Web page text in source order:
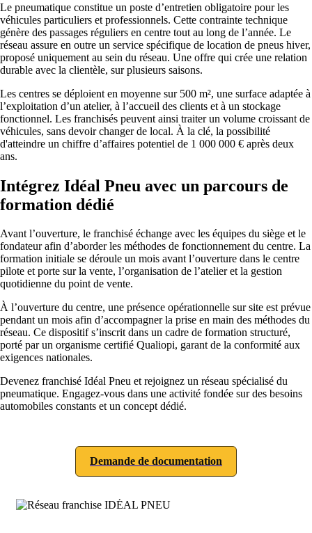
Le pneumatique constitue un poste d’entretien obligatoire pour les
véhicules particuliers et professionnels. Cette contrainte technique
génère des passages réguliers en centre tout au long de l’année. Le
réseau assure en outre un service spécifique de location de pneus hiver,
proposé uniquement au sein du réseau. Une offre qui crée une relation
durable avec la clientèle, sur plusieurs saisons.
Les centres se déploient en moyenne sur 500 m², une surface adaptée à
l’exploitation d’un atelier, à l’accueil des clients et à un stockage
fonctionnel. Les franchisés peuvent ainsi traiter un volume croissant de
véhicules, sans devoir changer de local. À la clé, la possibilité
d'atteindre un chiffre d’affaires potentiel de 1 000 000 € après deux
ans.
Intégrez Idéal Pneu avec un parcours de
formation dédié
Avant l’ouverture, le franchisé échange avec les équipes du siège et le
fondateur afin d’aborder les méthodes de fonctionnement du centre. La
formation initiale se déroule un mois avant l’ouverture dans le centre
pilote et porte sur la vente, l’organisation de l’atelier et la gestion
quotidienne du point de vente.
À l’ouverture du centre, une présence opérationnelle sur site est prévue
pendant un mois afin d’accompagner la prise en main des méthodes du
réseau. Ce dispositif s’inscrit dans un cadre de formation structuré,
porté par un organisme certifié Qualiopi, garant de la conformité aux
exigences nationales.
Devenez franchisé Idéal Pneu et rejoignez un réseau spécialisé du
pneumatique. Engagez-vous dans une activité fondée sur des besoins
automobiles constants et un concept dédié.
Demande de documentation